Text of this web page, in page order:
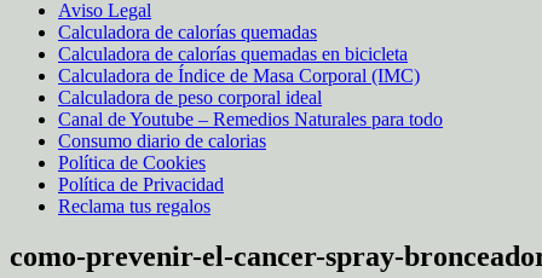
Aviso Legal
Calculadora de calorías quemadas
Calculadora de calorías quemadas en bicicleta
Calculadora de Índice de Masa Corporal (IMC)
Calculadora de peso corporal ideal
Canal de Youtube – Remedios Naturales para todo
Consumo diario de calorias
Política de Cookies
Política de Privacidad
Reclama tus regalos
como-prevenir-el-cancer-spray-